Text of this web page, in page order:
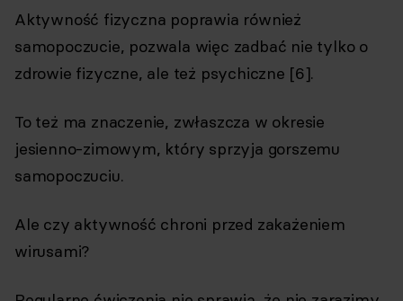
Aktywność fizyczna poprawia również
samopoczucie, pozwala więc zadbać nie tylko o
zdrowie fizyczne, ale też psychiczne [6].
To też ma znaczenie, zwłaszcza w okresie
jesienno-zimowym, który sprzyja gorszemu
samopoczuciu.
Ale czy aktywność chroni przed zakażeniem
wirusami?